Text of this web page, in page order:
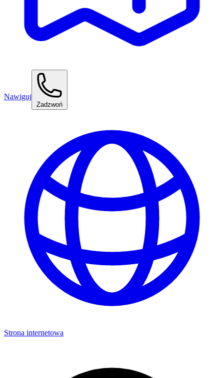
Nawiguj
Zadzwoń
Strona internetowa